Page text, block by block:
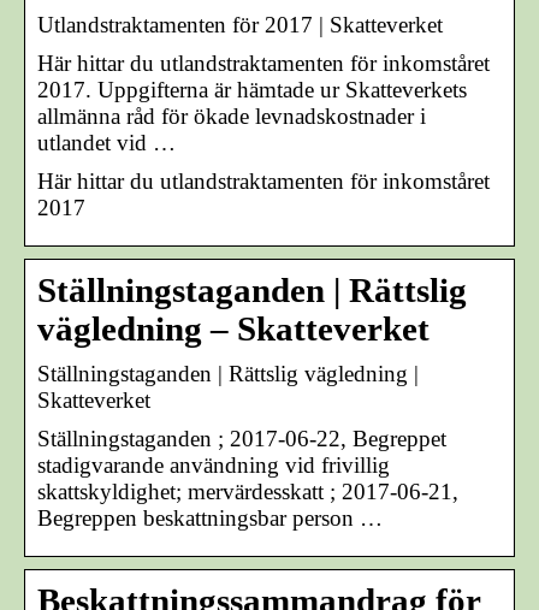
Utlandstraktamenten för 2017 | Skatteverket
Här hittar du utlandstraktamenten för inkomståret
2017. Uppgifterna är hämtade ur Skatteverkets
allmänna råd för ökade levnadskostnader i
utlandet vid …
Här hittar du utlandstraktamenten för inkomståret
2017
Ställningstaganden | Rättslig
vägledning – Skatteverket
Ställningstaganden | Rättslig vägledning |
Skatteverket
Ställningstaganden ; 2017-06-22, Begreppet
stadigvarande användning vid frivillig
skattskyldighet; mervärdesskatt ; 2017-06-21,
Begreppen beskattningsbar person …
Beskattningssammandrag för